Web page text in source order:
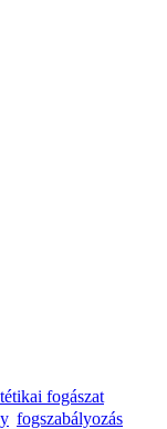
fogászat
fogszabályozás